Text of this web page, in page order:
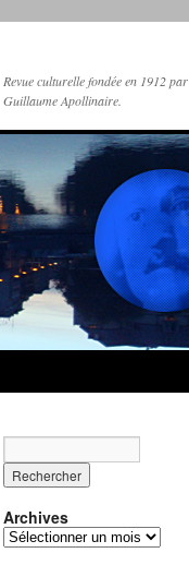
Revue culturelle fondée en 1912 par
Guillaume Apollinaire.
Archives
A